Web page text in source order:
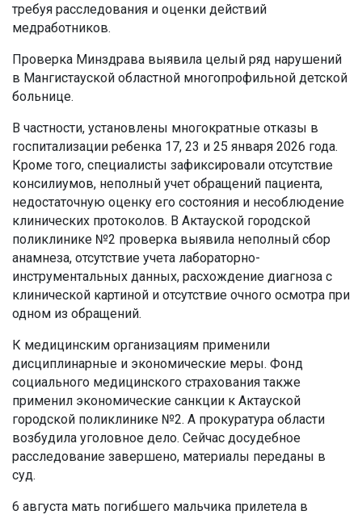
требуя расследования и оценки действий
медработников.
Проверка Минздрава выявила целый ряд нарушений
в Мангистауской областной многопрофильной детской
больнице.
В частности, установлены многократные отказы в
госпитализации ребенка 17, 23 и 25 января 2026 года.
Кроме того, специалисты зафиксировали отсутствие
консилиумов, неполный учет обращений пациента,
недостаточную оценку его состояния и несоблюдение
клинических протоколов. В Актауской городской
поликлинике №2 проверка выявила неполный сбор
анамнеза, отсутствие учета лабораторно-
инструментальных данных, расхождение диагноза с
клинической картиной и отсутствие очного осмотра при
одном из обращений.
К медицинским организациям применили
дисциплинарные и экономические меры. Фонд
социального медицинского страхования также
применил экономические санкции к Актауской
городской поликлинике №2. А прокуратура области
возбудила уголовное дело. Сейчас досудебное
расследование завершено, материалы переданы в
суд.
6 августа мать погибшего мальчика прилетела в